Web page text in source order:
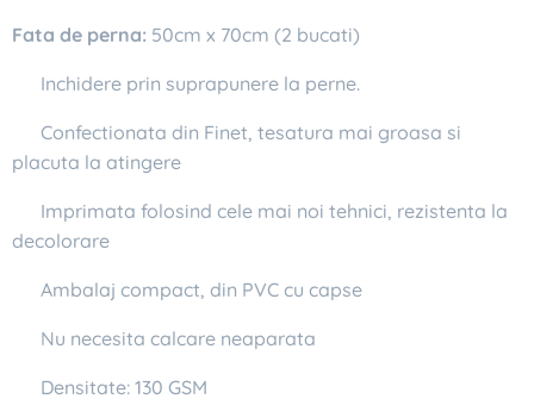
Fata de perna: 50cm x 70cm (2 bucati)
✔ Inchidere prin suprapunere la perne.
✔ Confectionata din Finet, tesatura mai groasa si
placuta la atingere
✔ Imprimata folosind cele mai noi tehnici, rezistenta la
decolorare
✔ Ambalaj compact, din PVC cu capse
✔ Nu necesita calcare neaparata
✔ Densitate: 130 GSM